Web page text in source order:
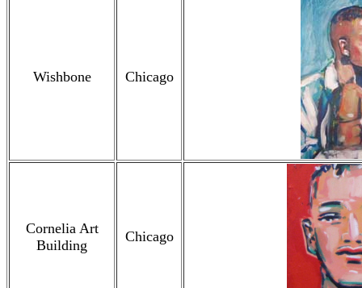
Wishbone Chicago
Cornelia Art
Building
Chicago